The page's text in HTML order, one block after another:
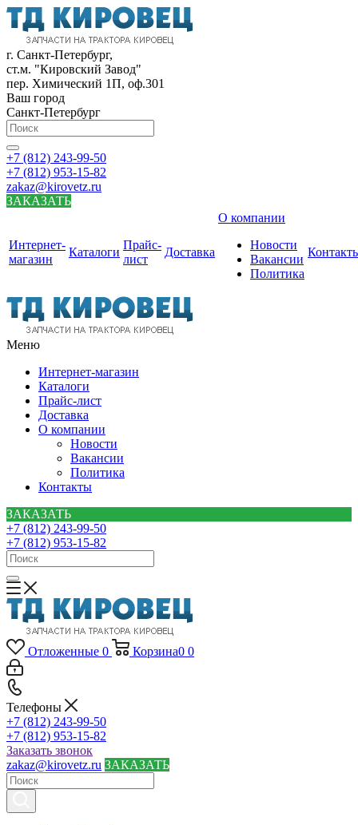
г. Санкт-Петербург,
ст.м. "Кировский Завод"
пер. Химический 1П, оф.301
Ваш город
Санкт-Петербург
+7 (812) 243-99-50
+7 (812) 953-15-82
zakaz@kirovetz.ru
ЗАКАЗАТЬ
Интернет-
магазин
Каталоги
Прайс-
лист
Доставка
О компании
Новости
Вакансии
Политика
Меню
Интернет-магазин
Каталоги
Прайс-лист
Доставка
О компании
Новости
Вакансии
Политика
Контакты
ЗАКАЗАТЬ
+7 (812) 243-99-50
+7 (812) 953-15-82
Отложенные 0 Корзина0 0
Телефоны
+7 (812) 243-99-50
+7 (812) 953-15-82
Заказать звонок
zakaz@kirovetz.ru ЗАКАЗАТЬ